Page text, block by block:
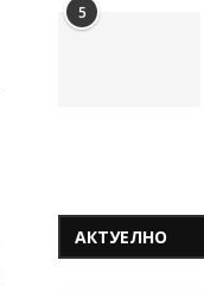
5
АКТУЕЛНО